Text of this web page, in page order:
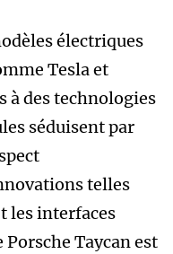
électriques
Tesla et
à des technologies
séduisent par
telles
les interfaces
Taycan est